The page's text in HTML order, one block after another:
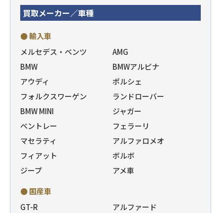
買取メーカー／車種
● 輸入車
メルセデス・ベンツ
AMG
BMW
BMWアルピナ
アウディ
ポルシェ
フォルクスワーゲン
ランドローバー
BMW MINI
ジャガー
ベントレー
フェラーリ
マセラティ
アルファロメオ
フィアット
ボルボ
ジープ
アメ車
● 国産車
GT-R
アルファード